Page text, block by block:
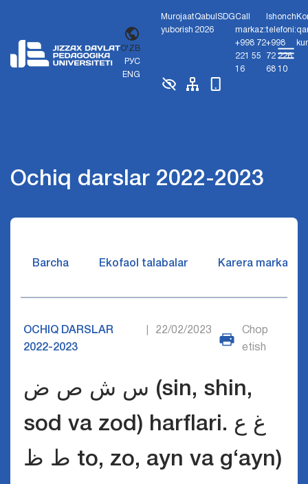
O'ZB
РУС
ENG
Murojaat
yuborish
Qabul
2026
SDGCall
markaz:
+998 72
221 55
16
Ishonch
telefoni:
+998
72 226
68 10
Ochiq darslar 2022-2023
Barcha Ekofaol talabalar Karera markazi
OCHIQ DARSLAR
2022-2023
22/02/2023
Chop
etish
س ش ص ض (sin, shin,
sod va zod) harflari. غ ع
ط ظ to, zo, ayn va g‘ayn)